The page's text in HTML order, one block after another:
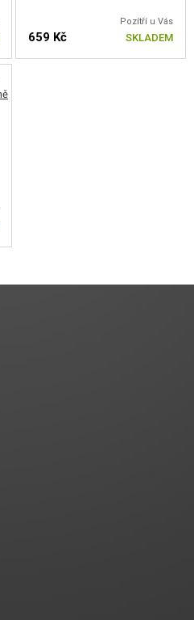
Pozítří u Vás
659 Kč SKLADEM